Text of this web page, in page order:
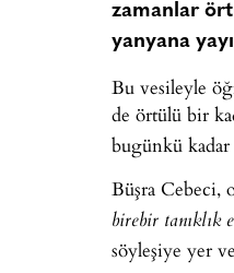
zamanlar
yanyana
Bu vesileyle
de örtülü bir
bugünkü
Büşra Cebeci,
birebir tanıklık
söyleşiye yer